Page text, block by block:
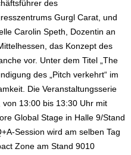
des
Gurgl Carat, und
Carolin Speth, Dozentin an
das Konzept des
vor. Unter dem Titel „The
des „Pitch verkehrt“ im
Die Veranstaltungsserie
13:00 bis 13:30 Uhr mit
Global Stage in Halle 9/Stand
Session wird am selben Tag
Zone am Stand 9010